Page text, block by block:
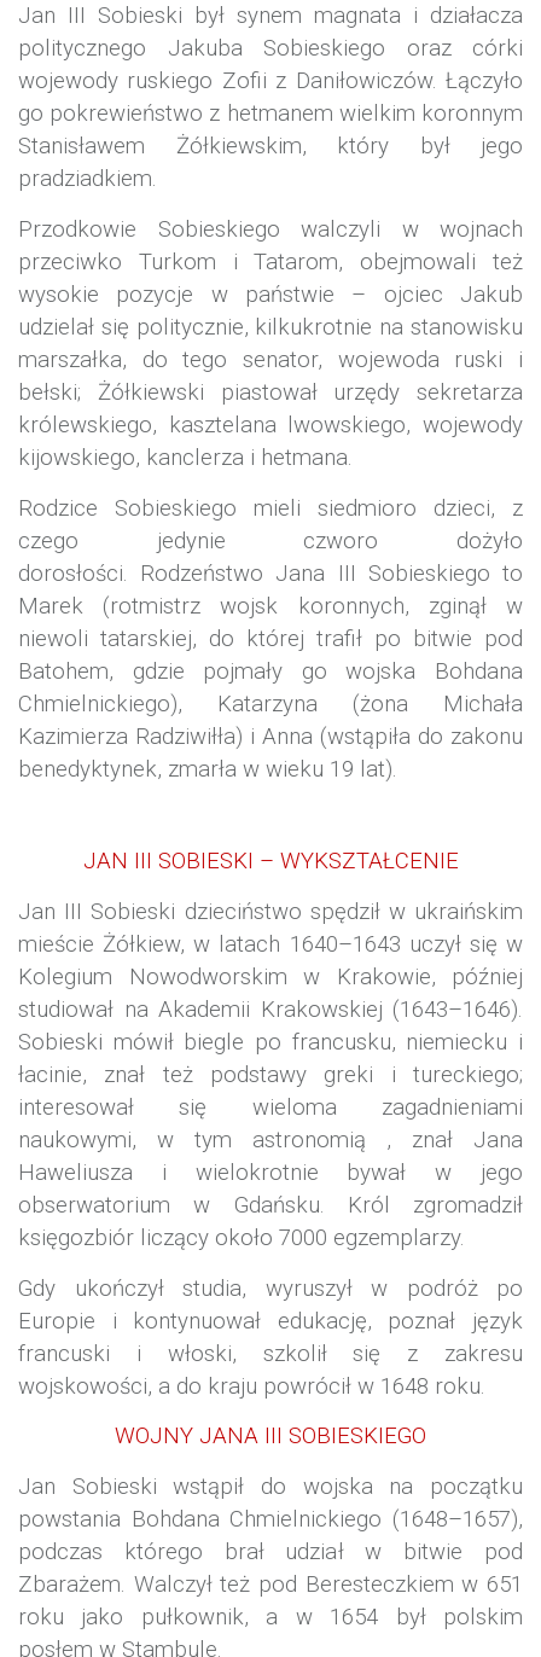
Jan III Sobieski był synem magnata i działacza
politycznego Jakuba Sobieskiego oraz córki
wojewody ruskiego Zofii z Daniłowiczów. Łączyło
go pokrewieństwo z hetmanem wielkim koronnym
Stanisławem Żółkiewskim, który był jego
pradziadkiem.
Przodkowie Sobieskiego walczyli w wojnach
przeciwko Turkom i Tatarom, obejmowali też
wysokie pozycje w państwie – ojciec Jakub
udzielał się politycznie, kilkukrotnie na stanowisku
marszałka, do tego senator, wojewoda ruski i
bełski; Żółkiewski piastował urzędy sekretarza
królewskiego, kasztelana lwowskiego, wojewody
kijowskiego, kanclerza i hetmana.
Rodzice Sobieskiego mieli siedmioro dzieci, z
czego jedynie czworo dożyło
dorosłości. Rodzeństwo Jana III Sobieskiego to
Marek (rotmistrz wojsk koronnych, zginął w
niewoli tatarskiej, do której trafił po bitwie pod
Batohem, gdzie pojmały go wojska Bohdana
Chmielnickiego), Katarzyna (żona Michała
Kazimierza Radziwiłła) i Anna (wstąpiła do zakonu
benedyktynek, zmarła w wieku 19 lat).
JAN III SOBIESKI – WYKSZTAŁCENIE
Jan III Sobieski dzieciństwo spędził w ukraińskim
mieście Żółkiew, w latach 1640–1643 uczył się w
Kolegium Nowodworskim w Krakowie, później
studiował na Akademii Krakowskiej (1643–1646).
Sobieski mówił biegle po francusku, niemiecku i
łacinie, znał też podstawy greki i tureckiego;
interesował się wieloma zagadnieniami
naukowymi, w tym astronomią , znał Jana
Haweliusza i wielokrotnie bywał w jego
obserwatorium w Gdańsku. Król zgromadził
księgozbiór liczący około 7000 egzemplarzy.
Gdy ukończył studia, wyruszył w podróż po
Europie i kontynuował edukację, poznał język
francuski i włoski, szkolił się z zakresu
wojskowości, a do kraju powrócił w 1648 roku.
WOJNY JANA III SOBIESKIEGO
Jan Sobieski wstąpił do wojska na początku
powstania Bohdana Chmielnickiego (1648–1657),
podczas którego brał udział w bitwie pod
Zbarażem. Walczył też pod Beresteczkiem w 651
roku jako pułkownik, a w 1654 był polskim
posłem w Stambule.